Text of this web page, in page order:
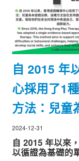
自 2015 年
心採用了1
方法：兒童
2024-12-31
自 2015 年以來
以循證為基礎的